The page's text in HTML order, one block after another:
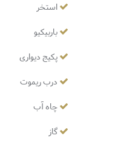
استخر
باربیکیو
پکیج دیواری
درب ریموت
چاه آب
گاز